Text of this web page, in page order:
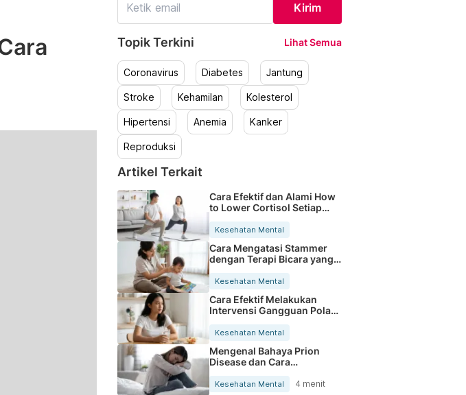
Kirim
Topik Terkini Lihat Semua
Coronavirus Diabetes Jantung
Stroke Kehamilan Kolesterol
Hipertensi Anemia Kanker
Reproduksi
Artikel Terkait
Cara Efektif dan Alami How
to Lower Cortisol Setiap
Kesehatan Mental
Cara Mengatasi Stammer
dengan Terapi Bicara yang
Efektif
Kesehatan Mental
Cara Efektif Melakukan
Intervensi Gangguan Pola
Kesehatan Mental
Mengenal Bahaya Prion
Disease dan Cara
Manusia
Kesehatan Mental 4 menit